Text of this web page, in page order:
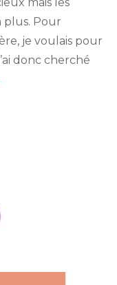
plus. Pour
je voulais pour
donc cherché